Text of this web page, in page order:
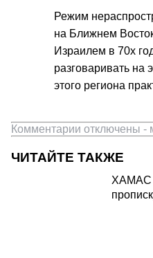
Режим
на Ближнем
Израилем в 70х
разговаривать на
этого региона
Комментарии отключены -
ЧИТАЙТЕ ТАКЖЕ
ХАМАС